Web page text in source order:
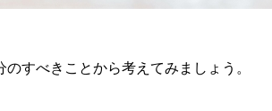
すべきことから考えてみましょう。